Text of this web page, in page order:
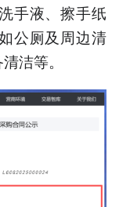
手液、擦手纸
公厕及周边清
洁等。